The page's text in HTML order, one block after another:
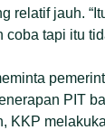
relatif jauh.
tapi itu
PIT
KKP